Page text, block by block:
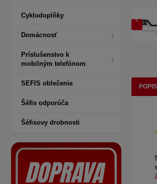
Cyklodoplňky
Domácnosť
Príslušenstvo k
mobilným telefónom
SEFIS oblečenie
Šéfis odporúča
Šéfisovy drobnosti
POPIS